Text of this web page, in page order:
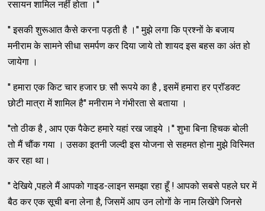
रसायन शामिल नहीं होता ।''
'' इसकी शुरूआत कैसे करना पड़ती है ।'' मुझे लगा कि प्रश्नों के बजाय
मनीराम के सामने सीधा समर्पण कर दिया जाये तो शायद इस बहस का अंत हो
जायेगा ।
'' हमारा एक किट चार हजार छ: सौ रूपये का है , इसमें हमारा हर प्रॉडक्ट
छोटी मात्रा में शामिल है'' मनीराम ने गंभीरता से बताया ।
''तो ठीक है , आप एक पैकेट हमारे यहां रख जाइये ।'' शुभा बिना हिचक बोली
तो मैं चौंक गया । उसका इतनी जल्दी इस योजना से सहमत होना मुझे विस्मित
कर रहा था।
'' देखिये ,पहले मैं आपको गाइड-लाइन समझा रहा हूँ ! आपको सबसे पहले घर में
बैठ कर एक सूची बना लेना है, जिसमें आप उन लोगों के नाम लिखेंगे जिनसे